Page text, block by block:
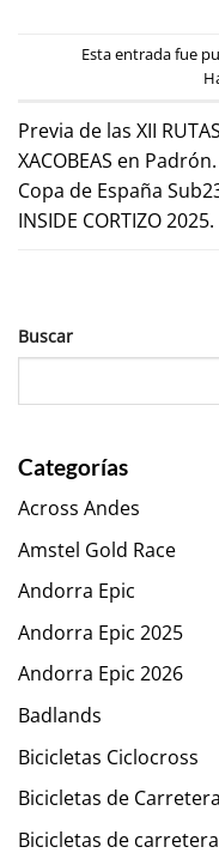
Esta entrada fue
Previa de las XII RUTAS
XACOBEAS en Padrón.
Copa de España
INSIDE CORTIZO 2025.
Buscar
Categorías
Across Andes
Amstel Gold Race
Andorra Epic
Andorra Epic 2025
Andorra Epic 2026
Badlands
Bicicletas Ciclocross
Bicicletas de Carretera
Bicicletas de